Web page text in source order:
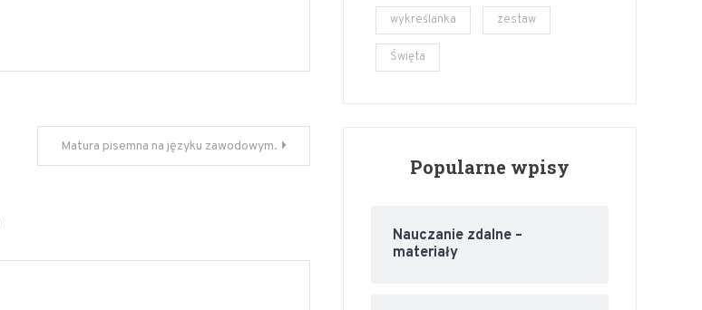
Matura pisemna na języku zawodowym.
wykreślanka zestaw
Święta
Popularne wpisy
Nauczanie zdalne –
materiały